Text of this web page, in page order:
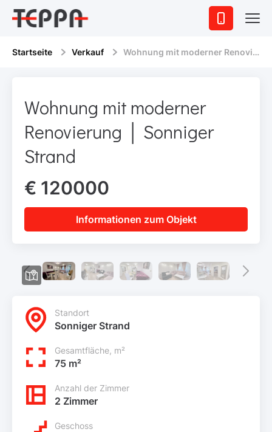
Startseite Verkauf Wohnung mit moderner Renovierung │ Sonniger Strand
Wohnung mit moderner
Renovierung │ Sonniger
Strand
€ 120000
Informationen zum Objekt
Standort
Sonniger Strand
Gesamtfläche, m²
75 m²
Anzahl der Zimmer
2 Zimmer
Geschoss